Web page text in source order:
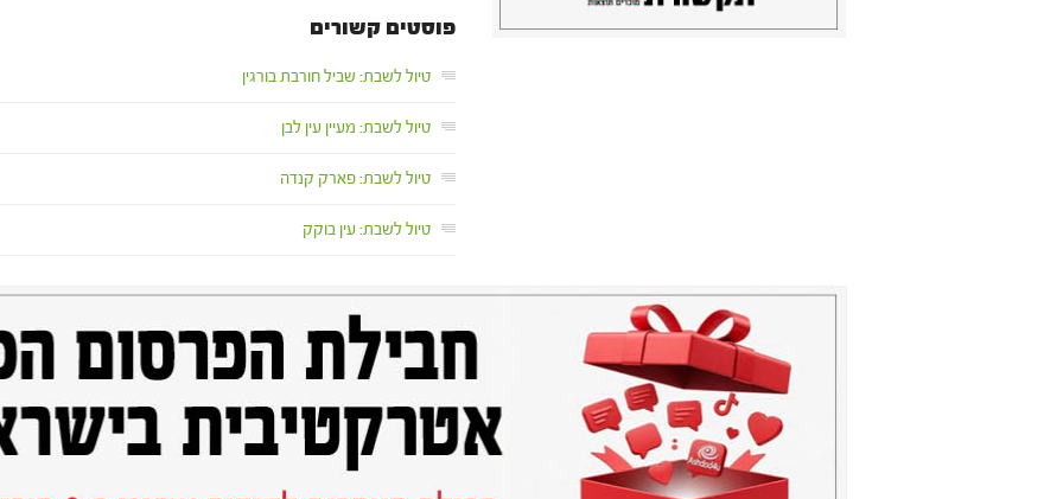
פוסטים קשורים
טיול לשבת: שביל חורבת בורגין
טיול לשבת: מעיין עין לבן
טיול לשבת: פארק קנדה
טיול לשבת: עין בוקק